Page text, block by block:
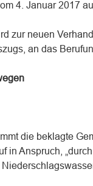
4. Januar 2017
zur neuen
an das
die beklagte
in Anspruch,